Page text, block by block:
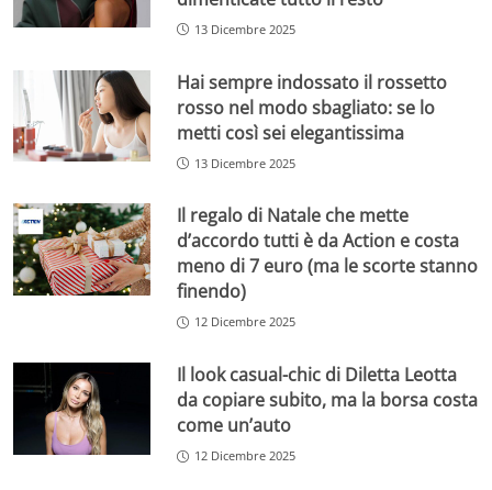
13 Dicembre 2025
Hai sempre indossato il rossetto
rosso nel modo sbagliato: se lo
metti così sei elegantissima
13 Dicembre 2025
Il regalo di Natale che mette
d’accordo tutti è da Action e costa
meno di 7 euro (ma le scorte stanno
finendo)
12 Dicembre 2025
Il look casual-chic di Diletta Leotta
da copiare subito, ma la borsa costa
come un’auto
12 Dicembre 2025